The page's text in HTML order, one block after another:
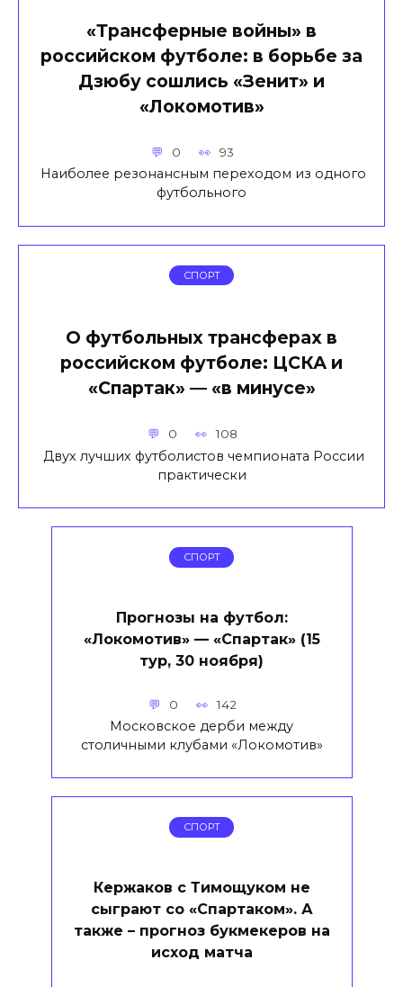
«Трансферные войны» в
российском футболе: в борьбе за
Дзюбу сошлись «Зенит» и
«Локомотив»
0 93
Наиболее резонансным переходом из одного
футбольного
СПОРТ
О футбольных трансферах в
российском футболе: ЦСКА и
«Спартак» — «в минусе»
0 108
Двух лучших футболистов чемпионата России
практически
СПОРТ
Прогнозы на футбол:
«Локомотив» — «Спартак» (15
тур, 30 ноября)
0 142
Московское дерби между
столичными клубами «Локомотив»
СПОРТ
Кержаков с Тимощуком не
сыграют со «Спартаком». А
также – прогноз букмекеров на
исход матча